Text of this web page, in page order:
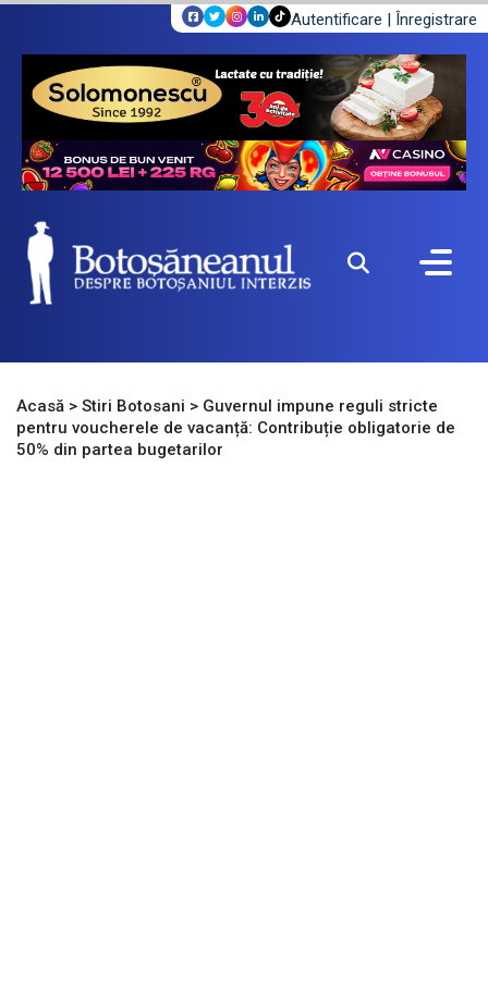
Autentificare | Înregistrare
Acasă > Stiri Botosani > Guvernul impune reguli stricte
pentru voucherele de vacanță: Contribuție obligatorie de
50% din partea bugetarilor